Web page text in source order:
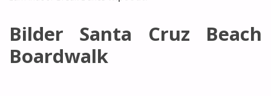
Bilder Santa Cruz Beach
Boardwalk